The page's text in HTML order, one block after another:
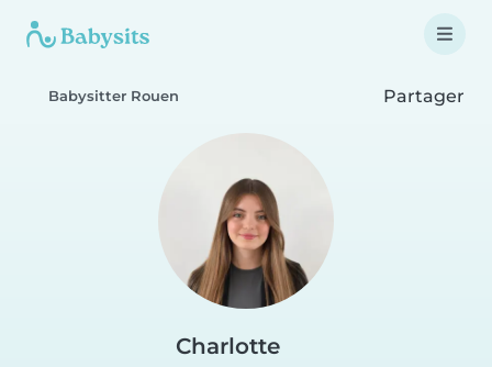
Babysitter Rouen Partager
Charlotte